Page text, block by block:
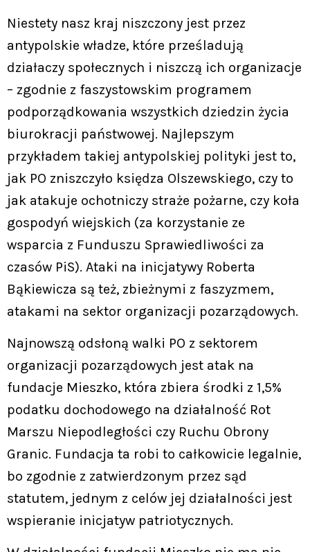
Niestety nasz kraj niszczony jest przez
antypolskie władze, które prześladują
działaczy społecznych i niszczą ich organizacje
– zgodnie z faszystowskim programem
podporządkowania wszystkich dziedzin życia
biurokracji państwowej. Najlepszym
przykładem takiej antypolskiej polityki jest to,
jak PO zniszczyło księdza Olszewskiego, czy to
jak atakuje ochotniczy straże pożarne, czy koła
gospodyń wiejskich (za korzystanie ze
wsparcia z Funduszu Sprawiedliwości za
czasów PiS). Ataki na inicjatywy Roberta
Bąkiewicza są też, zbieżnymi z faszyzmem,
atakami na sektor organizacji pozarządowych.
Najnowszą odsłoną walki PO z sektorem
organizacji pozarządowych jest atak na
fundacje Mieszko, która zbiera środki z 1,5%
podatku dochodowego na działalność Rot
Marszu Niepodległości czy Ruchu Obrony
Granic. Fundacja ta robi to całkowicie legalnie,
bo zgodnie z zatwierdzonym przez sąd
statutem, jednym z celów jej działalności jest
wspieranie inicjatyw patriotycznych.